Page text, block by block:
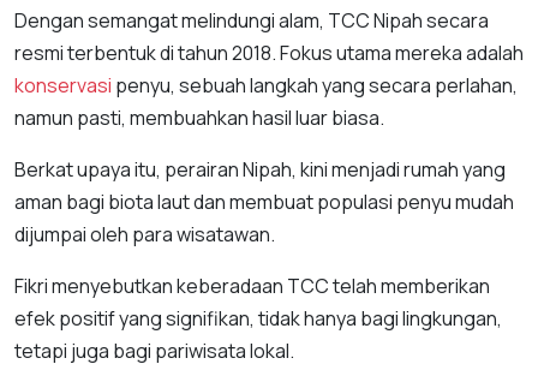
Dengan semangat melindungi alam, TCC Nipah secara
resmi terbentuk di tahun 2018. Fokus utama mereka adalah
konservasi penyu, sebuah langkah yang secara perlahan,
namun pasti, membuahkan hasil luar biasa.
Berkat upaya itu, perairan Nipah, kini menjadi rumah yang
aman bagi biota laut dan membuat populasi penyu mudah
dijumpai oleh para wisatawan.
Fikri menyebutkan keberadaan TCC telah memberikan
efek positif yang signifikan, tidak hanya bagi lingkungan,
tetapi juga bagi pariwisata lokal.